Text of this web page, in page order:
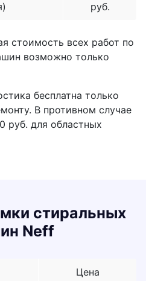
руб.
стоимость всех работ по
возможно только
бесплатна только
В противном случае
руб. для областных
стиральных
Neff
Цена